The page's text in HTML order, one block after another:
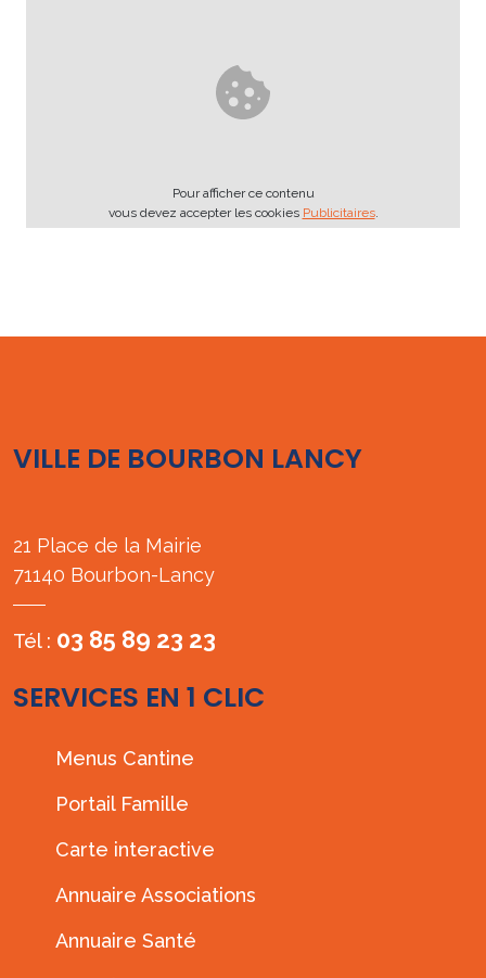
Pour afficher ce contenu
vous devez accepter les cookies Publicitaires.
VILLE DE BOURBON LANCY
21 Place de la Mairie
71140 Bourbon-Lancy
Tél : 03 85 89 23 23
SERVICES EN 1 CLIC
Menus Cantine
Portail Famille
Carte interactive
Annuaire Associations
Annuaire Santé